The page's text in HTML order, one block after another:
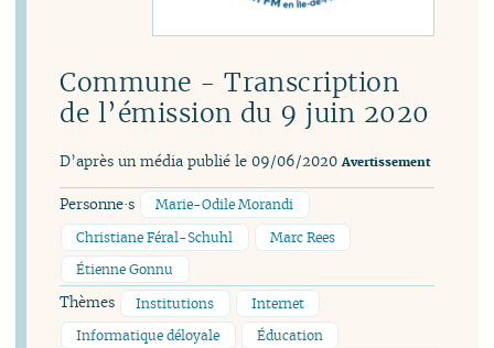
Commune - Transcription
de l’émission du 9 juin 2020
D’après un média publié le 09/06/2020 Avertissement
Personne·s
Marie-Odile Morandi
Christiane Féral-Schuhl
Marc Rees
Étienne Gonnu
Thèmes Institutions
Internet
Informatique déloyale
Éducation